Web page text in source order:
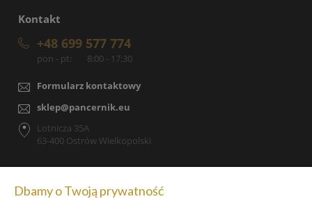
Kontakt
+48 699 577 774
pon - pt: 8:00 - 17:30
Formularz kontaktowy
sklep@pancernik.eu
Lotnicza 35A
63-400 Ostrów Wielkopolski
Dbamy o Twoją prywatność